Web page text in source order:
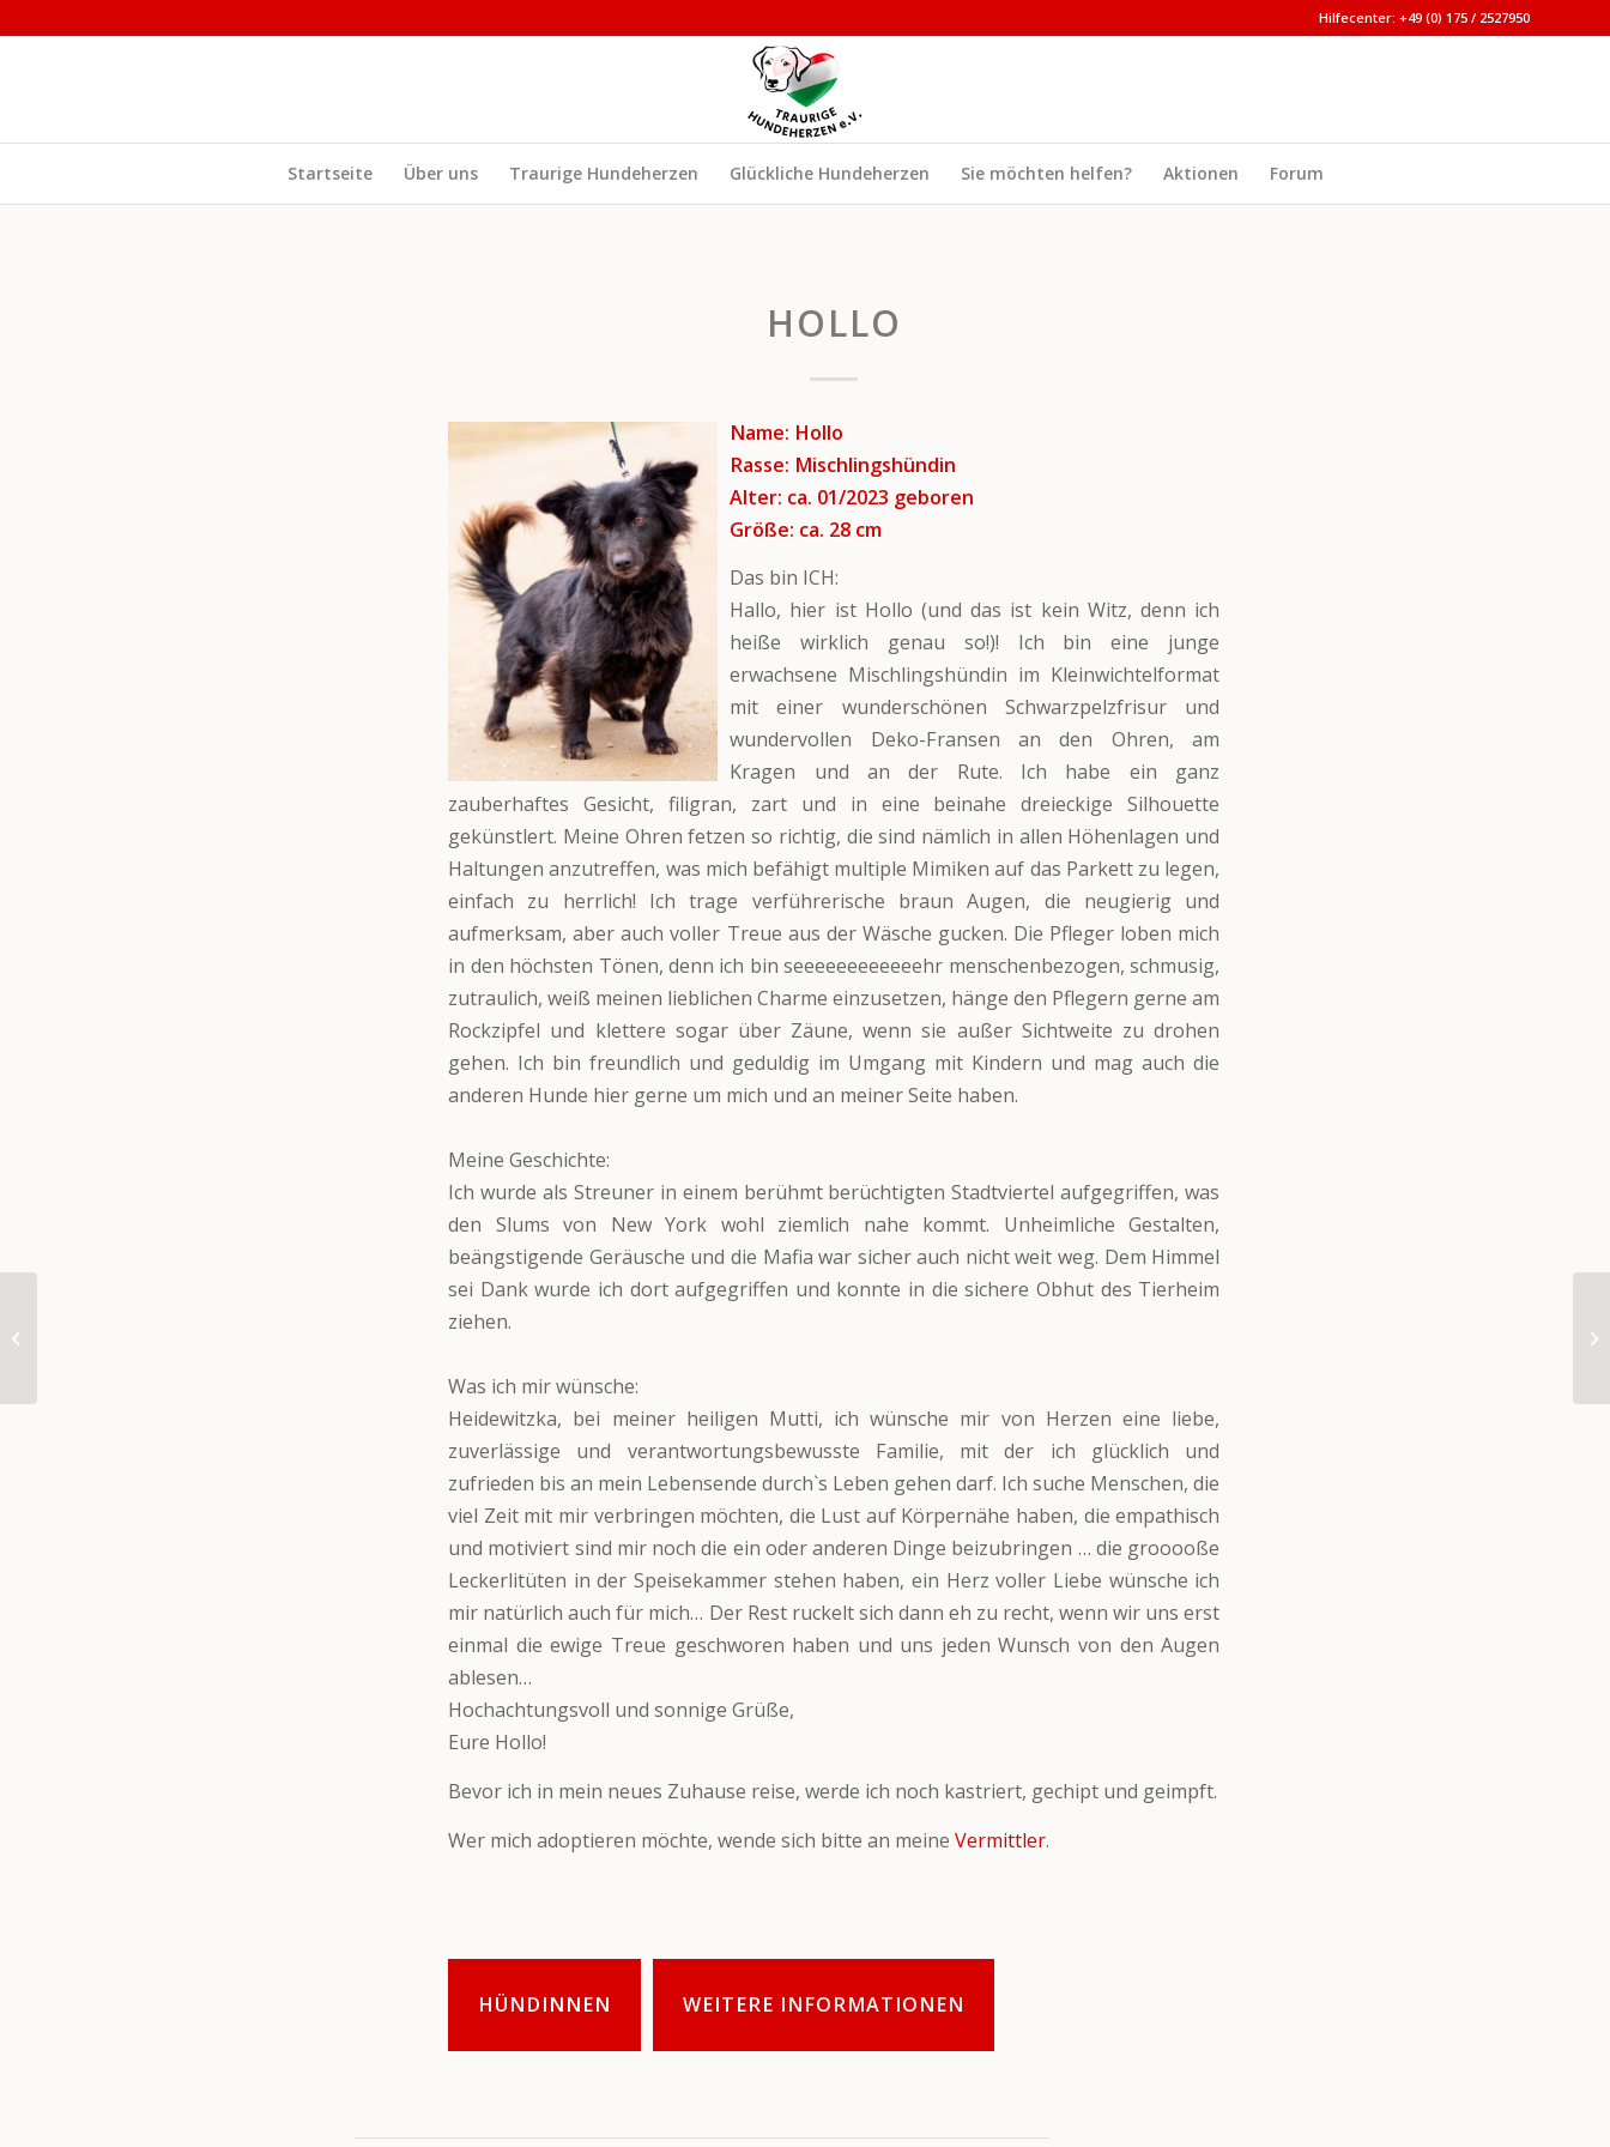
Hilfecenter: +49 (0) 175 / 2527950
Startseite Über uns Traurige Hundeherzen Glückliche Hundeherzen Sie möchten helfen? Aktionen Forum
HOLLO
Name: Hollo
Rasse: Mischlingshündin
Alter: ca. 01/2023 geboren
Größe: ca. 28 cm
Das bin ICH:
Hallo, hier ist Hollo (und das ist kein Witz, denn ich
heiße wirklich genau so!)! Ich bin eine junge
erwachsene Mischlingshündin im Kleinwichtelformat
mit einer wunderschönen Schwarzpelzfrisur und
wundervollen Deko-Fransen an den Ohren, am
Kragen und an der Rute. Ich habe ein ganz
zauberhaftes Gesicht, filigran, zart und in eine beinahe dreieckige Silhouette
gekünstlert. Meine Ohren fetzen so richtig, die sind nämlich in allen Höhenlagen und
Haltungen anzutreffen, was mich befähigt multiple Mimiken auf das Parkett zu legen,
einfach zu herrlich! Ich trage verführerische braun Augen, die neugierig und
aufmerksam, aber auch voller Treue aus der Wäsche gucken. Die Pfleger loben mich
in den höchsten Tönen, denn ich bin seeeeeeeeeeeehr menschenbezogen, schmusig,
zutraulich, weiß meinen lieblichen Charme einzusetzen, hänge den Pflegern gerne am
Rockzipfel und klettere sogar über Zäune, wenn sie außer Sichtweite zu drohen
gehen. Ich bin freundlich und geduldig im Umgang mit Kindern und mag auch die
anderen Hunde hier gerne um mich und an meiner Seite haben.
Meine Geschichte:
Ich wurde als Streuner in einem berühmt berüchtigten Stadtviertel aufgegriffen, was
den Slums von New York wohl ziemlich nahe kommt. Unheimliche Gestalten,
beängstigende Geräusche und die Mafia war sicher auch nicht weit weg. Dem Himmel
sei Dank wurde ich dort aufgegriffen und konnte in die sichere Obhut des Tierheim
ziehen.
Was ich mir wünsche:
Heidewitzka, bei meiner heiligen Mutti, ich wünsche mir von Herzen eine liebe,
zuverlässige und verantwortungsbewusste Familie, mit der ich glücklich und
zufrieden bis an mein Lebensende durch`s Leben gehen darf. Ich suche Menschen, die
viel Zeit mit mir verbringen möchten, die Lust auf Körpernähe haben, die empathisch
und motiviert sind mir noch die ein oder anderen Dinge beizubringen … die grooooße
Leckerlitüten in der Speisekammer stehen haben, ein Herz voller Liebe wünsche ich
mir natürlich auch für mich… Der Rest ruckelt sich dann eh zu recht, wenn wir uns erst
einmal die ewige Treue geschworen haben und uns jeden Wunsch von den Augen
ablesen…
Hochachtungsvoll und sonnige Grüße,
Eure Hollo!
Bevor ich in mein neues Zuhause reise, werde ich noch kastriert, gechipt und geimpft.
Wer mich adoptieren möchte, wende sich bitte an meineVermittler.
HÜNDINNEN WEITERE INFORMATIONEN